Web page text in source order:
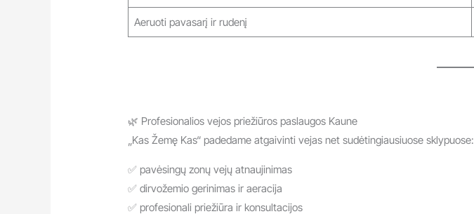
Aeruoti pavasarį ir rudenį
🌿 Profesionalios vejos priežiūros paslaugos Kaune
„Kas Žemę Kas“ padedame atgaivinti vejas net sudėtingiausiuose sklypuose:
✅ pavėsingų zonų vejų atnaujinimas
✅ dirvožemio gerinimas ir aeracija
✅ profesionali priežiūra ir konsultacijos